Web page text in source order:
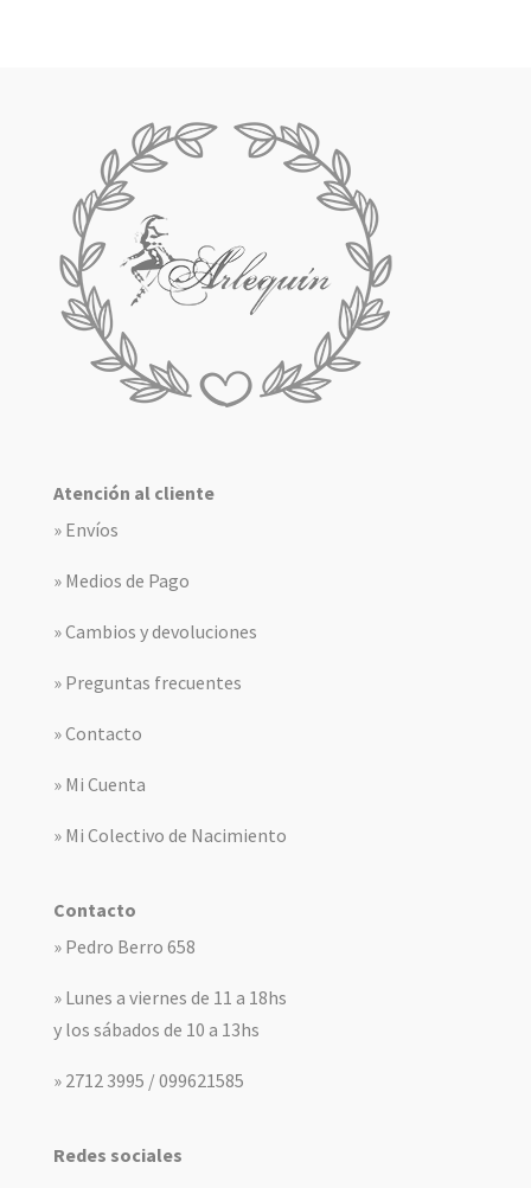
Atención al cliente
» Envíos
» Medios de Pago
» Cambios y devoluciones
» Preguntas frecuentes
» Contacto
» Mi Cuenta
» Mi Colectivo de Nacimiento
Contacto
» Pedro Berro 658
» Lunes a viernes de 11 a 18hs
y los sábados de 10 a 13hs
» 2712 3995 / 099621585
Redes sociales